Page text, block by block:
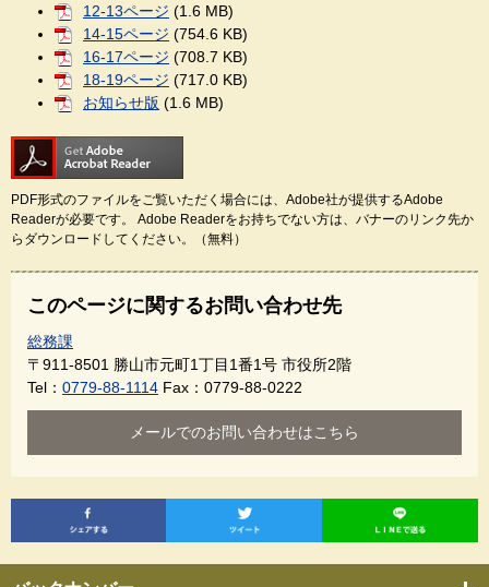
12-13ページ (1.6 MB)
14-15ページ (754.6 KB)
16-17ページ (708.7 KB)
18-19ページ (717.0 KB)
お知らせ版 (1.6 MB)
PDF形式のファイルをご覧いただく場合には、Adobe社が提供するAdobe
Readerが必要です。
Adobe Readerをお持ちでない方は、バナーのリンク先か
らダウンロードしてください。（無料）
このページに関するお問い合わせ先
総務課
〒911-8501 勝山市元町1丁目1番1号 市役所2階
Tel： 0779-88-1114 Fax：0779-88-0222
メールでのお問い合わせはこちら